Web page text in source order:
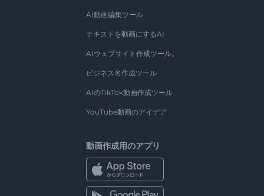
AI動画編集ツール
テキストを動画にするAI
AIウェブサイト作成ツール。
ビジネス名作成ツール
AIのTikTok動画作成ツール
YouTube動画のアイデア
動画作成用のアプリ